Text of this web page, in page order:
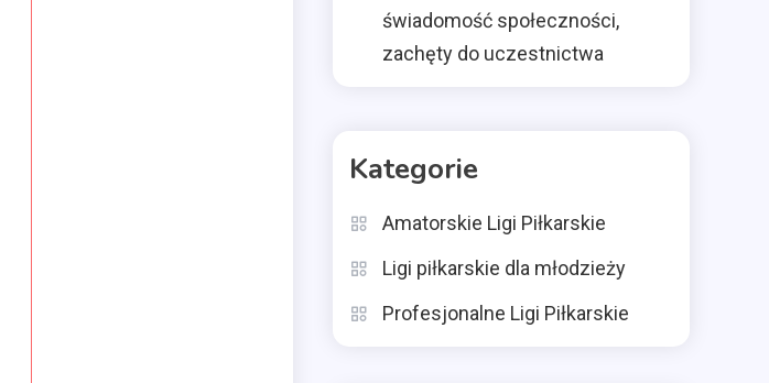
świadomość społeczności,
zachęty do uczestnictwa
Kategorie
Amatorskie Ligi Piłkarskie
Ligi piłkarskie dla młodzieży
Profesjonalne Ligi Piłkarskie